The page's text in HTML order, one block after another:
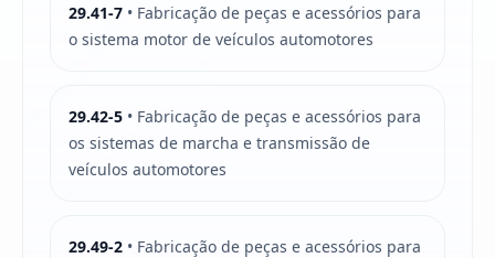
29.41-7 • Fabricação de peças e acessórios para
o sistema motor de veículos automotores
29.42-5 • Fabricação de peças e acessórios para
os sistemas de marcha e transmissão de
veículos automotores
29.49-2 • Fabricação de peças e acessórios para